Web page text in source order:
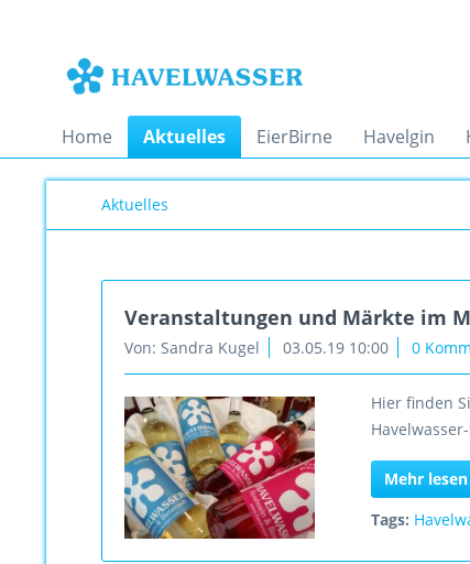
Home Aktuelles EierBirne Havelgin
Aktuelles
Veranstaltungen und Märkte im
Von: Sandra Kugel 03.05.19 10:00 0
Hier finden
Mehr lesen
Tags: